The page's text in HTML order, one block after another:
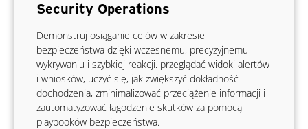
Security Operations
Demonstruj osiąganie celów w zakresie
bezpieczeństwa dzięki wczesnemu, precyzyjnemu
wykrywaniu i szybkiej reakcji. przeglądać widoki alertów
i wniosków, uczyć się, jak zwiększyć dokładność
dochodzenia, zminimalizować przeciążenie informacji i
zautomatyzować łagodzenie skutków za pomocą
playbooków bezpieczeństwa.